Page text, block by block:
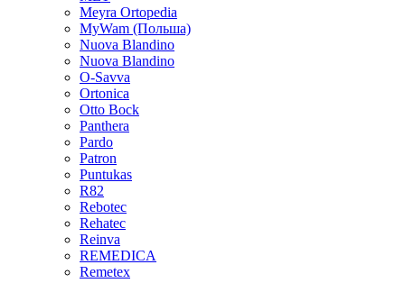
Meyra Ortopedia
MyWam (Польша)
Nuova Blandino
Nuova Blandino
O-Savva
Ortonica
Otto Bock
Panthera
Pardo
Patron
Puntukas
R82
Rebotec
Rehatec
Reinva
REMEDICA
Remetex